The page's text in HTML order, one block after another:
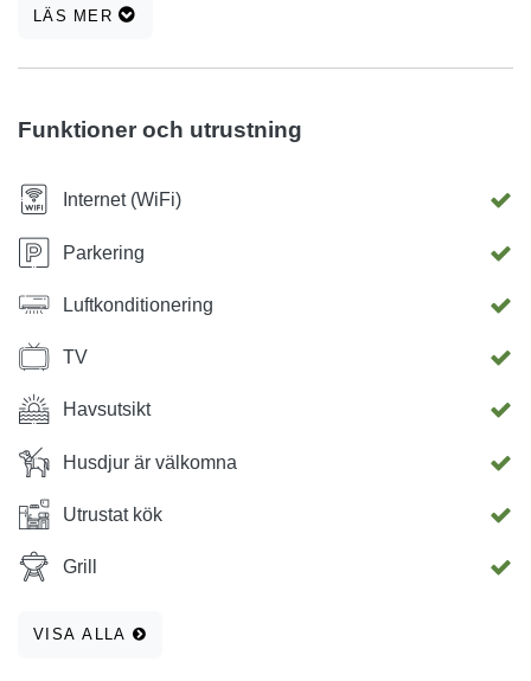
LÄS MER
Funktioner och utrustning
Internet (WiFi)
Parkering
Luftkonditionering
TV
Havsutsikt
Husdjur är välkomna
Utrustat kök
Grill
VISA ALLA